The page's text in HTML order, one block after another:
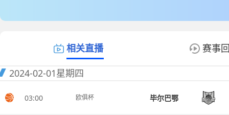
相关直播 赛事
2024-02-01星期四
03:00 欧俱杯 毕尔巴鄂